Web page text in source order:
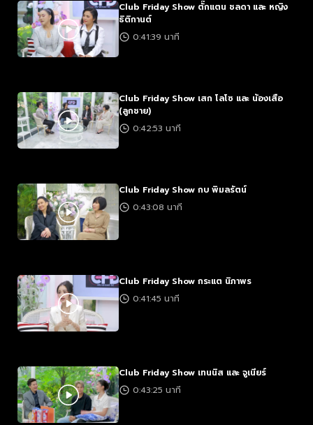
Club Friday Show ตั๊กแตน ชลดา และ หญิง
ธิติกานต์
0:41:39 นาที
Club Friday Show เสก โลโซ และ น้องเสือ
(ลูกชาย)
0:42:53 นาที
Club Friday Show กบ พิมลรัตน์
0:43:08 นาที
Club Friday Show กระแต นิภาพร
0:41:45 นาที
Club Friday Show เทนนิส และ จูเนียร์
0:43:25 นาที